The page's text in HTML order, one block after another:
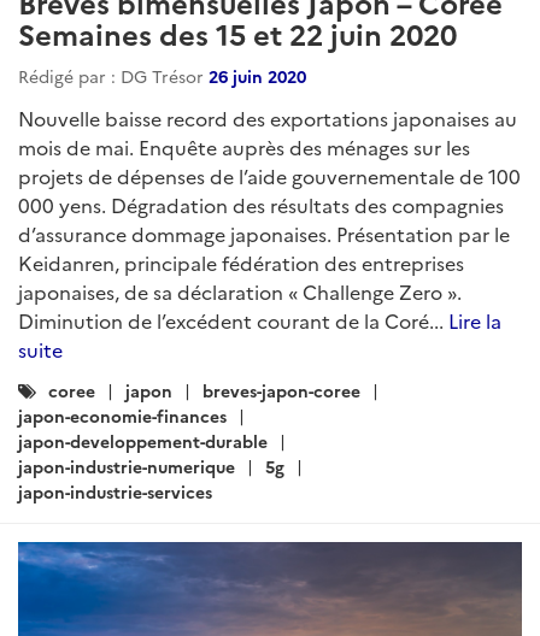
Semaines des 15 et 22 juin 2020
Rédigé par : DG Trésor 26 juin 2020
Nouvelle baisse record des exportations japonaises au
mois de mai. Enquête auprès des ménages sur les
projets de dépenses de l’aide gouvernementale de 100
000 yens. Dégradation des résultats des compagnies
d’assurance dommage japonaises. Présentation par le
Keidanren, principale fédération des entreprises
japonaises, de sa déclaration « Challenge Zero ».
Diminution de l’excédent courant de la Coré... Lire la
suite
Catégories
:
coree japon
breves-japon-coree
japon-economie-finances
japon-developpement-durable
japon-industrie-numerique
5g
japon-industrie-services